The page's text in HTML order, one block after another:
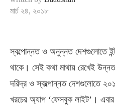
মার্চ ২৪, ২০১৮
স্বল্পোন্নত ও অনুন্নত দেশগুলোতে
থাকে। সেই কথা মাথায় রেখেই
দরিদ্র ও স্বল্পোন্নত দেশগুলোতে
খরচের অ্যাপ ‘ফেসবুক লাইট’।